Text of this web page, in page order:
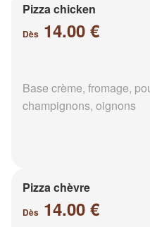
Pizza chicken
Dès 14.00 €
Base crème, fromage,
champignons, oignons
Pizza chèvre
Dès 14.00 €